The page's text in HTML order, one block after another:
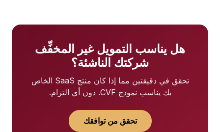
هل يناسب التمويل غير المخفِّف
شركتك الناشئة؟
تحقق في دقيقتين مما إذا كان منتج SaaS الخاص
بك يناسب نموذج CVF. دون أي التزام.
تحقق من توافقك